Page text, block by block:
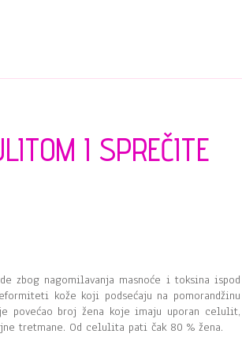
I SPREČITE
zbog nagomilavanja masnoće i toksina ispod
kože koji podsećaju na pomorandžinu
povećao broj žena koje imaju uporan celulit,
tretmane. Od celulita pati čak 80 % žena.